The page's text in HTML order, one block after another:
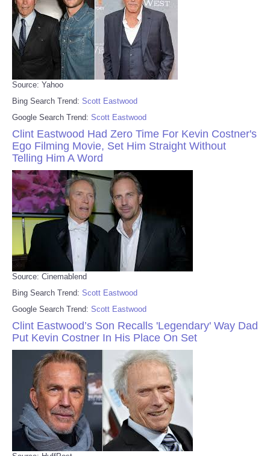
Source: Yahoo
Bing Search Trend: Scott Eastwood
Google Search Trend: Scott Eastwood
Clint Eastwood Had Zero Time For Kevin Costner's
Ego Filming Movie, Set Him Straight Without
Telling Him A Word
Source: Cinemablend
Bing Search Trend: Scott Eastwood
Google Search Trend: Scott Eastwood
Clint Eastwood’s Son Recalls 'Legendary' Way Dad
Put Kevin Costner In His Place On Set